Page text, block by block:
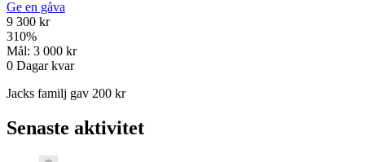
Ge en gåva
9 300 kr
310%
Mål: 3 000 kr
0 Dagar kvar
Jacks familj gav 200 kr
Senaste aktivitet